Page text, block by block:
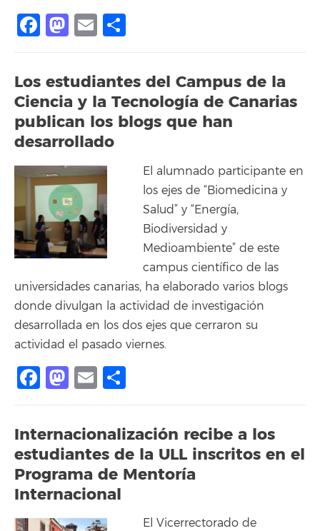
Facebook
Mastodon
Email
Los estudiantes del Campus de la
Ciencia y la Tecnología de Canarias
publican los blogs que han
desarrollado
El alumnado participante en
los ejes de “Biomedicina y
Salud” y “Energía,
Biodiversidad y
Medioambiente” de este
campus científico de las
universidades canarias, ha elaborado varios blogs
donde divulgan la actividad de investigación
desarrollada en los dos ejes que cerraron su
actividad el pasado viernes.
Facebook
Mastodon
Email
Internacionalización recibe a los
estudiantes de la ULL inscritos en el
Programa de Mentoría
Internacional
El Vicerrectorado de